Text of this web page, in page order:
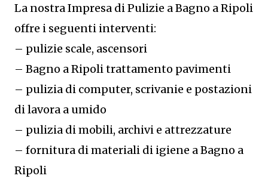
La nostra Impresa di Pulizie a Bagno a Ripoli
offre i seguenti interventi:
– pulizie scale, ascensori
– Bagno a Ripoli trattamento pavimenti
– pulizia di computer, scrivanie e postazioni
di lavora a umido
– pulizia di mobili, archivi e attrezzature
– fornitura di materiali di igiene a Bagno a
Ripoli